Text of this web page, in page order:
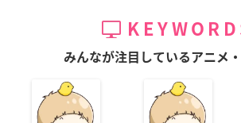
みんなが注目しているアニメ